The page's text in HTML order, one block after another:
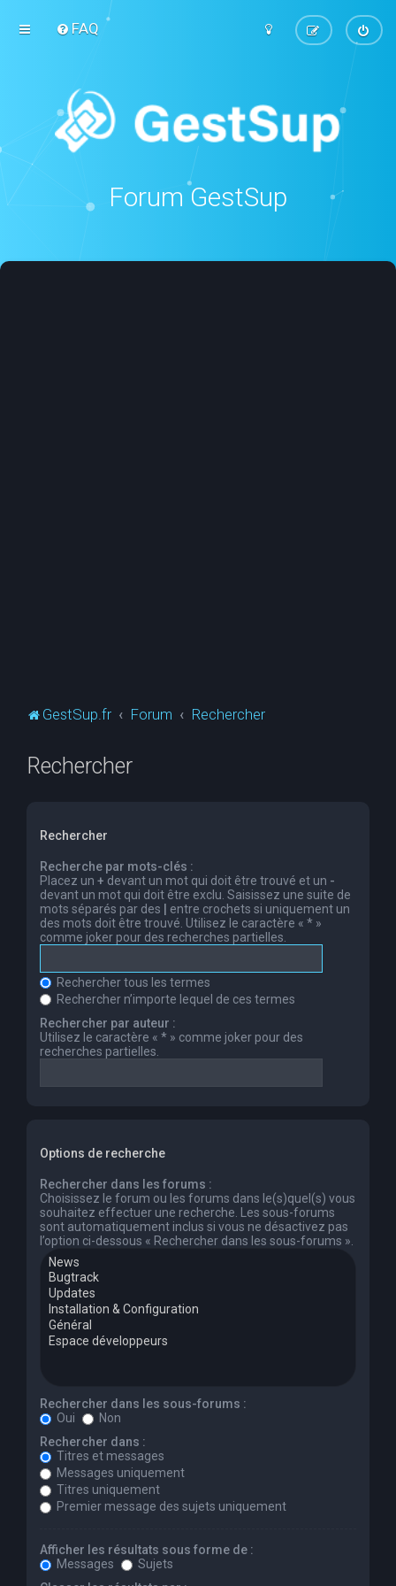
FAQ
Forum GestSup
GestSup.fr Forum Rechercher
Rechercher
Rechercher
Recherche par mots-clés :
Placez un + devant un mot qui doit être trouvé et un -
devant un mot qui doit être exclu. Saisissez une suite de
mots séparés par des
entre crochets si uniquement un
des mots doit être trouvé. Utilisez le caractère « * »
comme joker pour des recherches partielles.
Rechercher tous les termes
Rechercher n’importe lequel de ces termes
Rechercher par auteur :
Utilisez le caractère « * » comme joker pour des
recherches partielles.
Options de recherche
Rechercher dans les forums :
Choisissez le forum ou les forums dans le(s)quel(s) vous
souhaitez effectuer une recherche. Les sous-forums
sont automatiquement inclus si vous ne désactivez pas
l’option ci-dessous « Rechercher dans les sous-forums ».
Rechercher dans les sous-forums :
Oui
Non
Rechercher dans :
Titres et messages
Messages uniquement
Titres uniquement
Premier message des sujets uniquement
Afficher les résultats sous forme de :
Messages
Sujets